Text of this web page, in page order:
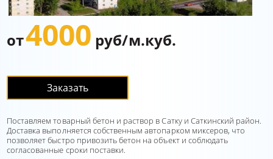
от4000 руб/м.куб.
Заказать
Поставляем товарный бетон и раствор в Сатку и Саткинский район.
Доставка выполняется собственным автопарком миксеров, что
позволяет быстро привозить бетон на объект и соблюдать
согласованные сроки поставки.